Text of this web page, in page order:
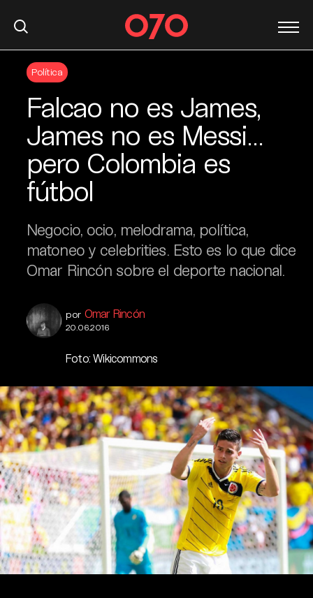
Política
Falcao no es James,
James no es Messi…
pero Colombia es
fútbol
Negocio, ocio, melodrama, política,
matoneo y celebrities. Esto es lo que dice
Omar Rincón sobre el deporte nacional.
por Omar Rincón
20.06.2016
Foto: Wikicommons